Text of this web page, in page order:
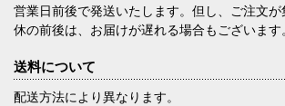
営業日前後で発送いたします。但し、ご注文
休の前後は、お届けが遅れる場合もございます
送料について
配送方法により異なります。